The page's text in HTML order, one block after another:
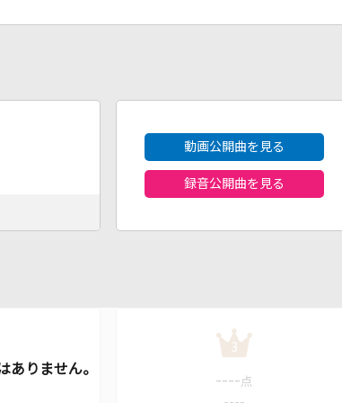
動画公開曲を見る
録音公開曲を見る
3
---- 点